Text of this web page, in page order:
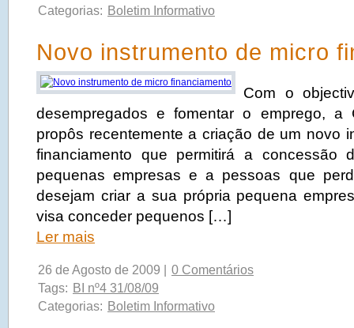
Categorias: Boletim Informativo
Novo instrumento de micro
Com o
desempregados e fomentar o emprego, a
propôs recentemente a criação de um novo
financiamento que permitirá a concessão
pequenas empresas e a pessoas que
desejam criar a sua própria pequena
visa conceder pequenos […]
Ler mais
26 de Agosto de 2009 |
0 Comentários
Tags: BI nº4 31/08/09
Categorias: Boletim Informativo